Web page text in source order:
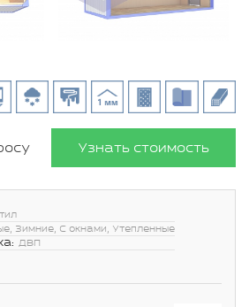
Узнать стоимость
Зимние, С окнами, Утепленные
ДВП